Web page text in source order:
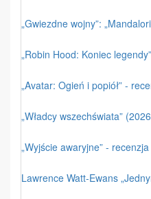
„Gwiezdne wojny”:
„Robin Hood: Koniec
„Avatar: Ogień i popiół” -
„Władcy wszechświata”
„Wyjście awaryjne” - recenzja
Lawrence Watt-Ewans